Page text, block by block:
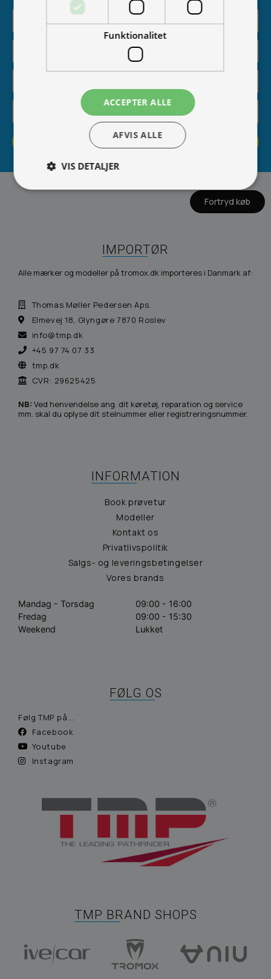
Tilmeld
Fortryd køb
IMPORTØR
Alle mærker og modeller på tromox.dk importeres i Danmark af:
Thomas Møller Pedersen Aps.
Elmevej 18, Glyngøre 7870 Roslev
info@tmp.dk
+45 97 74 07 33
tmp.dk
CVR: 29625425
NB: Ved henvendelse ang. dit køretøj, reparation og service
mm. skal du oplyse dit stelnummer eller registreringsnummer.
INFORMATION
Book prøvetur
Modeller
Kontakt os
Privatlivspolitik
Salgs- og leveringsbetingelser
Vores brands
Mandag - Torsdag
09:00 - 16:00
Fredag
09:00 - 15:30
Weekend
Lukket
FØLG OS
Følg TMP på...
Facebook
Youtube
Instagram
TMP BRAND SHOPS
Funktionalitet
ACCEPTER ALLE
AFVIS ALLE
VIS DETALJER